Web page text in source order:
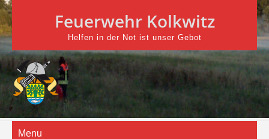
Skip
to
content
Feuerwehr Kolkwitz
Helfen in der Not ist unser Gebot
Menu